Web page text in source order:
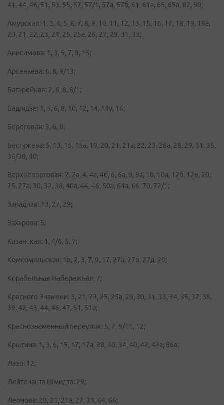
41, 44, 46, 51, 53, 55, 57, 57/1, 57а, 57б, 61, 61а, 65, 65а, 82, 90;
Амурская: 1, 3, 4, 5, 6, 7, 8, 9, 10, 11, 12, 13, 15, 16, 17, 18, 19, 19а,
20, 21, 22, 23, 24, 25, 25а, 26, 27, 29, 31, 33;
Анисимова: 1, 3, 5, 7, 9, 15;
Арсеньева: 6, 8, 9/13;
Батарейная: 2, 6, 8, 8/1;
Башидзе: 1, 5, 6, 8, 10, 12, 14, 14у, 16;
Береговая: 3, 6, 8;
Бестужева: 5, 13, 15, 15а, 19, 20, 21, 21а, 22, 23, 26а, 28, 29, 31, 35,
36/38, 40;
Верхнепортовая: 2, 2а, 4, 4а, 4б, 6, 6а, 9, 9а, 10, 10а, 12б, 12в, 20,
25, 27а, 30, 32, 38, 40а, 44, 46, 50а, 64а, 66, 70, 72/1;
Западная: 13, 27, 29;
Захарова: 5;
Казанская: 1, 4/6, 5, 7;
Комсомольская: 1в, 2, 3, 7, 9, 17, 27а, 27в, 27д, 29;
Корабельная Набережная: 7;
Красного Знамени: 3, 21, 23, 25, 25а, 29, 30, 31, 33, 34, 35, 37, 38,
39, 42, 43, 44, 46, 47, 51, 51а;
Краснознаменный переулок: 5, 7, 9/11, 12;
Крыгина: 1, 3, 6, 15, 17, 17а, 28, 30, 34, 40, 42, 42а, 86в;
Лазо: 12;
Лейтенанта Шмидта: 29;
Леонова: 20, 21, 21а, 27, 33, 64, 66;